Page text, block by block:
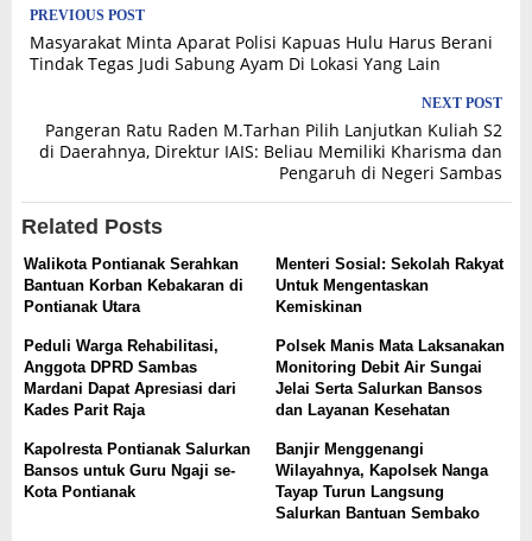
Post
navigation
PREVIOUS POST
Masyarakat Minta Aparat Polisi Kapuas Hulu Harus Berani
Tindak Tegas Judi Sabung Ayam Di Lokasi Yang Lain
NEXT POST
Pangeran Ratu Raden M.Tarhan Pilih Lanjutkan Kuliah S2
di Daerahnya, Direktur IAIS: Beliau Memiliki Kharisma dan
Pengaruh di Negeri Sambas
Related Posts
Walikota Pontianak Serahkan
Bantuan Korban Kebakaran di
Pontianak Utara
Menteri Sosial: Sekolah Rakyat
Untuk Mengentaskan
Kemiskinan
Peduli Warga Rehabilitasi,
Anggota DPRD Sambas
Mardani Dapat Apresiasi dari
Kades Parit Raja
Polsek Manis Mata Laksanakan
Monitoring Debit Air Sungai
Jelai Serta Salurkan Bansos
dan Layanan Kesehatan
Kapolresta Pontianak Salurkan
Bansos untuk Guru Ngaji se-
Kota Pontianak
Banjir Menggenangi
Wilayahnya, Kapolsek Nanga
Tayap Turun Langsung
Salurkan Bantuan Sembako